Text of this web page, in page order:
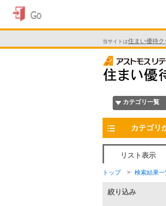
当サイトは住まい優待ク
カテゴリ一覧
カテゴリ
リスト表示
トップ 検索結果
絞り込み